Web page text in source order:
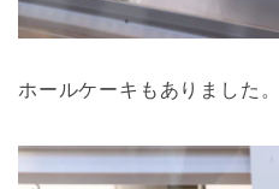
ホールケーキもありました。